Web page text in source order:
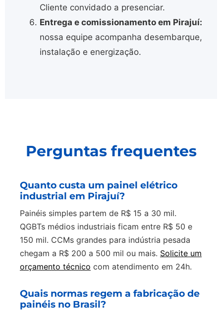
Cliente convidado a presenciar.
Entrega e comissionamento em Pirajuí:
nossa equipe acompanha desembarque,
instalação e energização.
Perguntas frequentes
Quanto custa um painel elétrico
industrial em Pirajuí?
Painéis simples partem de R$ 15 a 30 mil.
QGBTs médios industriais ficam entre R$ 50 e
150 mil. CCMs grandes para indústria pesada
chegam a R$ 200 a 500 mil ou mais. Solicite um
orçamento técnico com atendimento em 24h.
Quais normas regem a fabricação de
painéis no Brasil?